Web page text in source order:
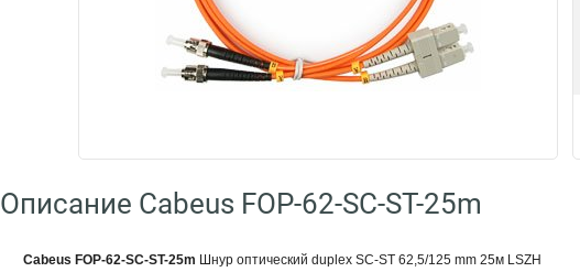
Описание Cabeus FOP-62-SC-ST-25m
Cabeus FOP-62-SC-ST-25m Шнур оптический duplex SC-ST 62,5/125 mm 25м LSZH